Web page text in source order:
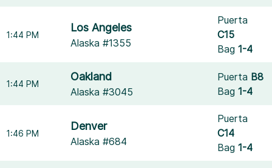
1:44 PM
Los Angeles
Alaska #1355
Puerta
C15
Bag1-4
1:44 PM
Oakland
Alaska #3045
Puerta B8
Bag1-4
1:46 PM
Denver
Alaska #684
Puerta
C14
Bag1-4